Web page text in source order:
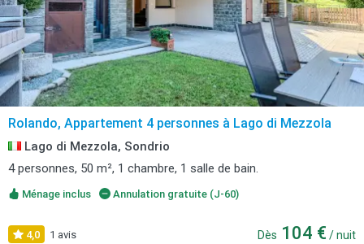
Rolando, Appartement 4 personnes à Lago di Mezzola
Lago di Mezzola, Sondrio
4 personnes, 50 m², 1 chambre, 1 salle de bain.
Ménage inclus Annulation gratuite (J-60)
4,0 1 avis Dès 104 € / nuit